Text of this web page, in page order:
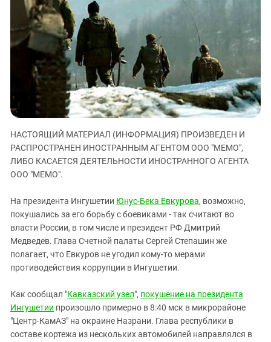
КАВКАЗ ЗА ПАЛЕСТИНУ
ИНАКОМЫСЛИЕ В ЧЕЧНЕ
ПРЕСЛЕДОВАНИЕ АКТИВИСТОВ
МОБИЛИЗАЦИЯ И ПРОТЕСТЫ
Дагестан
Ингушетия
Кабардино-Балкария
Калмыкия
Карачаево-Черкесия
Краснодарский край
Российская Федерация
Ростовская область
Северная Осетия - Алания
СКФО
Ставропольский край
Южная Осетия
Южный Кавказ
ЮФО
НАСТОЯЩИЙ МАТЕРИАЛ (ИНФОРМАЦИЯ) ПРОИЗВЕДЕН И
РАСПРОСТРАНЕН ИНОСТРАННЫМ АГЕНТОМ ООО "МЕМО",
ЛИБО КАСАЕТСЯ ДЕЯТЕЛЬНОСТИ ИНОСТРАННОГО АГЕНТА
ООО "МЕМО".
На президента Ингушетии Юнус-Бека Евкурова, возможно,
покушались за его борьбу с боевиками - так считают во
власти России, в том числе и президент РФ Дмитрий
Медведев. Глава Счетной палаты Сергей Степашин же
полагает, что Евкуров не угодил кому-то мерами
противодействия коррупции в Ингушетии.
Как сообщал "Кавказский узел", покушение на президента
Ингушетии произошло примерно в 8:40 мск в микрорайоне
"Центр-КамАЗ" на окраине Назрани. Глава республики в
составе кортежа из нескольких автомобилей направлялся в